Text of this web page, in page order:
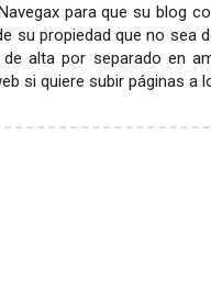
para que su blog
su propiedad que no sea
alta por separado en
si quiere subir páginas a